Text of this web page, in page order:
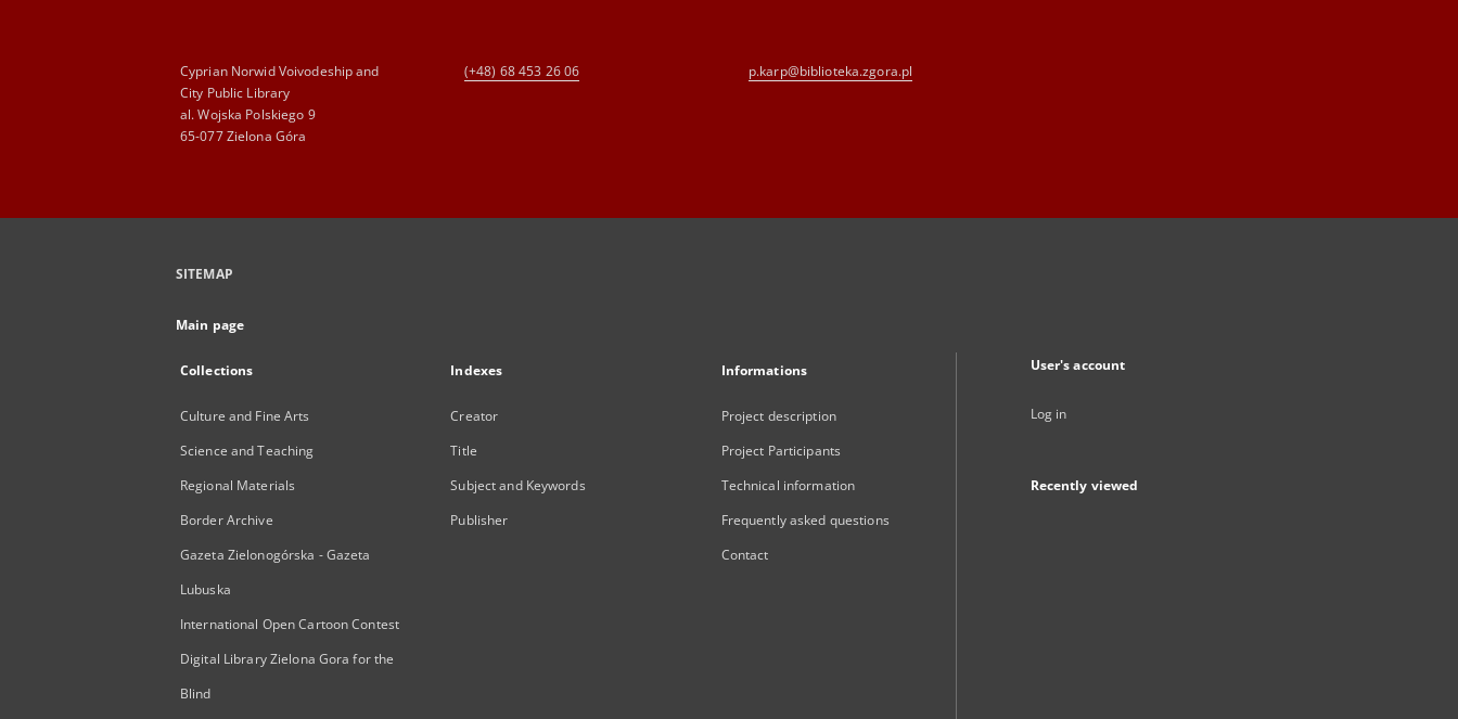
Cyprian Norwid Voivodeship and
City Public Library
al. Wojska Polskiego 9
65-077 Zielona Góra
(+48) 68 453 26 06 p.karp@biblioteka.zgora.pl
SITEMAP
Main page
Collections
Culture and Fine Arts
Science and Teaching
Regional Materials
Border Archive
Gazeta Zielonogórska - Gazeta
Lubuska
International Open Cartoon Contest
Digital Library Zielona Gora for the
Blind
Indexes
Creator
Title
Subject and Keywords
Publisher
Informations
Project description
Project Participants
Technical information
Frequently asked questions
Contact
User's account
Log in
Recently viewed